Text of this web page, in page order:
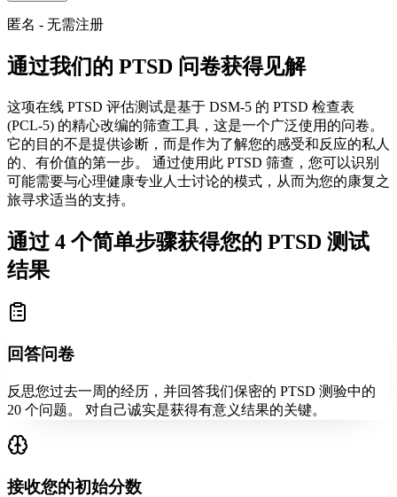
匿名 - 无需注册
通过我们的 PTSD 问卷获得见解
这项在线 PTSD 评估测试是基于 DSM-5 的 PTSD 检查表
(PCL-5) 的精心改编的筛查工具，这是一个广泛使用的问卷。
它的目的不是提供诊断，而是作为了解您的感受和反应的私人
的、有价值的第一步。 通过使用此 PTSD 筛查，您可以识别
可能需要与心理健康专业人士讨论的模式，从而为您的康复之
旅寻求适当的支持。
通过 4 个简单步骤获得您的 PTSD 测试
结果
回答问卷
反思您过去一周的经历，并回答我们保密的 PTSD 测验中的
20 个问题。 对自己诚实是获得有意义结果的关键。
接收您的初始分数